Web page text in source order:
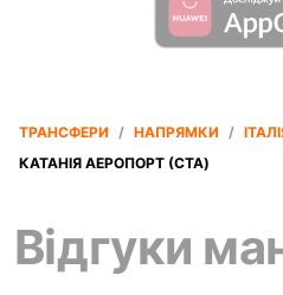
ТРАНСФЕРИ / НАПРЯМКИ /
КАТАНІЯ АЕРОПОРТ (CTA)
Відгуки